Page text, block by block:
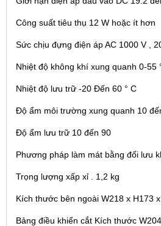
Công suất tiêu thụ 12 W hoặc ít hơn
Sức chịu đựng điện áp AC 1000 V ,
Nhiệt độ không khí xung quanh 0-55
Nhiệt độ lưu trữ -20 Đến 60 ° C
Độ ẩm môi trường xung quanh 10
Độ ẩm lưu trữ 10 đến 90
Phương pháp làm mát bằng đối lưu
Trọng lượng xấp xỉ . 1,2 kg
Kích thước bên ngoài W218 x H173
Bảng điều khiển cắt Kích thước